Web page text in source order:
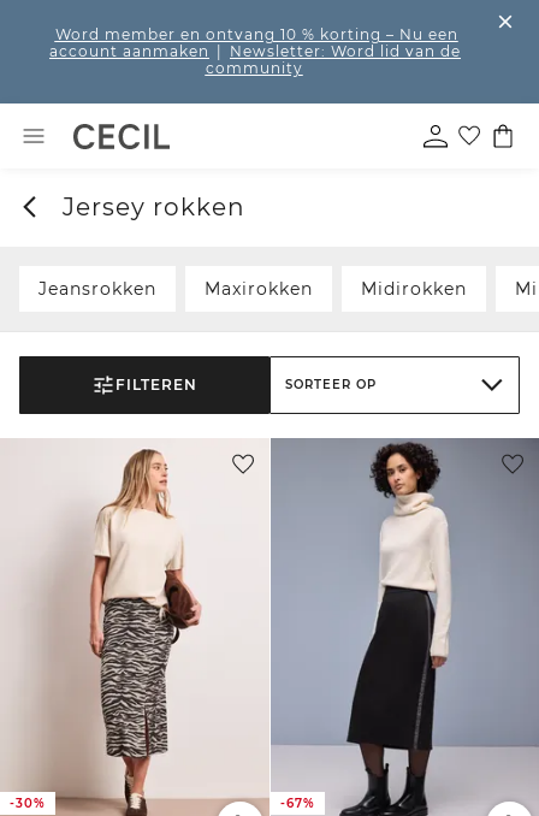
Word member en ontvang 10 % korting – Nu een
account aanmaken
Newsletter: Word lid van de
community
Jersey rokken
Jeansrokken Maxirokken Midirokken
FILTEREN SORTEER OP
-30% -67%